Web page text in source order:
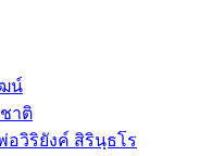
น์
าติ
อวิริยังค์ สิรินฺธโร